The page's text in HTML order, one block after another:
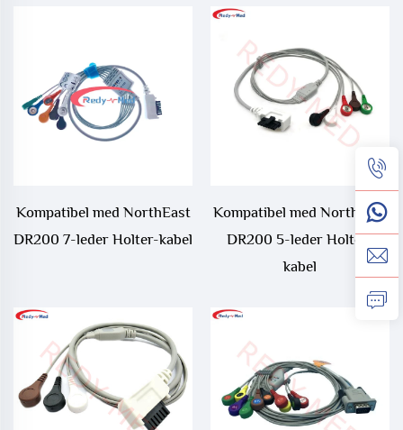
Kompatibel med NorthEast
DR200 7-leder Holter-kabel
Kompatibel med NorthEast
DR200 5-leder Holter-
kabel